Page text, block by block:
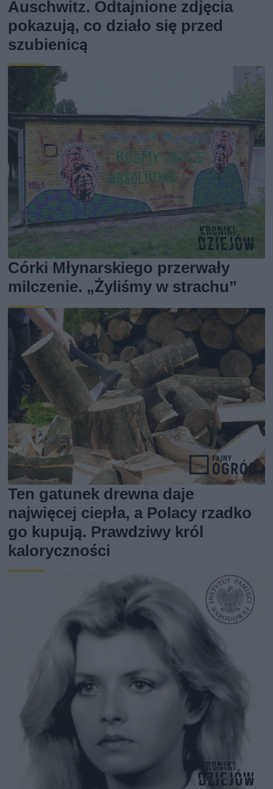
Auschwitz. Odtajnione zdjęcia
pokazują, co działo się przed
szubienicą
Córki Młynarskiego przerwały
milczenie. „Żyliśmy w strachu”
Ten gatunek drewna daje
najwięcej ciepła, a Polacy rzadko
go kupują. Prawdziwy król
kaloryczności